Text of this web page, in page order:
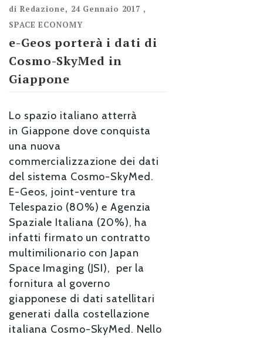
di Redazione, 24 Gennaio 2017 ,
SPACE ECONOMY
e-Geos porterà i dati di
Cosmo-SkyMed in
Giappone
Lo spazio italiano atterrà
in Giappone dove conquista
una nuova
commercializzazione dei dati
del sistema Cosmo-SkyMed.
E-Geos, joint-venture tra
Telespazio (80%) e Agenzia
Spaziale Italiana (20%), ha
infatti firmato un contratto
multimilionario con Japan
Space Imaging (JSI), per la
fornitura al governo
giapponese di dati satellitari
generati dalla costellazione
italiana Cosmo-SkyMed. Nello